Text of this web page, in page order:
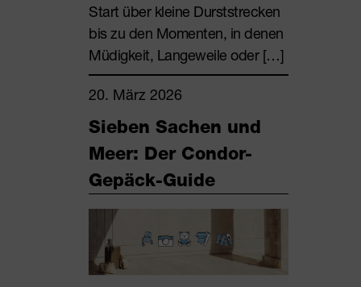
Start über kleine Durststrecken
bis zu den Momenten, in denen
Müdigkeit, Langeweile oder […]
20. März 2026
Sieben Sachen und
Meer: Der Condor-
Gepäck-Guide